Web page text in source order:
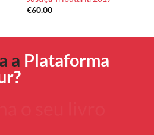
€60.00
a Plataforma